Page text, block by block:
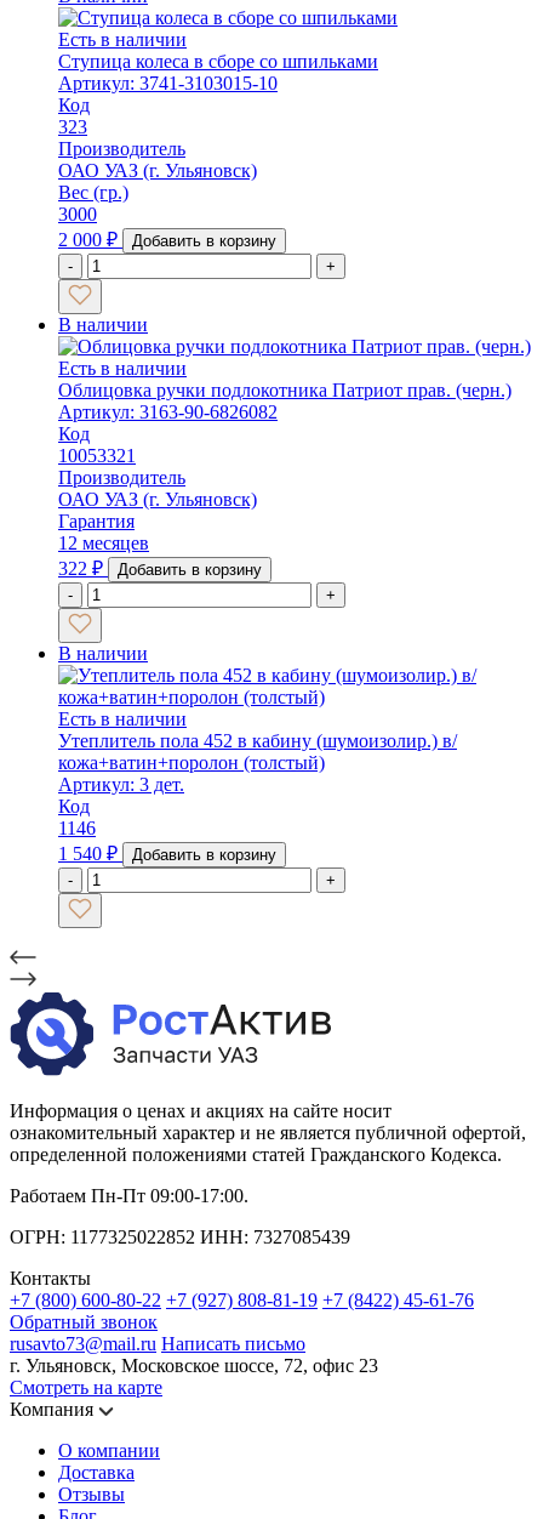
Есть в наличии
Ступица колеса в сборе со шпильками
Артикул: 3741-3103015-10
Код
323
Производитель
ОАО УАЗ (г. Ульяновск)
Вес (гр.)
3000
2 000 ₽
Добавить в корзину
-
+
В наличии
Есть в наличии
Облицовка ручки подлокотника Патриот прав. (черн.)
Артикул: 3163-90-6826082
Код
10053321
Производитель
ОАО УАЗ (г. Ульяновск)
Гарантия
12 месяцев
322 ₽
Добавить в корзину
-
+
В наличии
Есть в наличии
Утеплитель пола 452 в кабину (шумоизолир.) в/
кожа+ватин+поролон (толстый)
Артикул: 3 дет.
Код
1146
1 540 ₽
Добавить в корзину
-
+
Информация о ценах и акциях на сайте носит
ознакомительный характер и не является публичной офертой,
определенной положениями статей Гражданского Кодекса.
Работаем Пн-Пт 09:00-17:00.
ОГРН: 1177325022852 ИНН: 7327085439
Контакты
+7 (800) 600-80-22 +7 (927) 808-81-19 +7 (8422) 45-61-76
Обратный звонок
rusavto73@mail.ru Написать письмо
г. Ульяновск, Московское шоссе, 72, офис 23
Смотреть на карте
Компания
О компании
Доставка
Отзывы